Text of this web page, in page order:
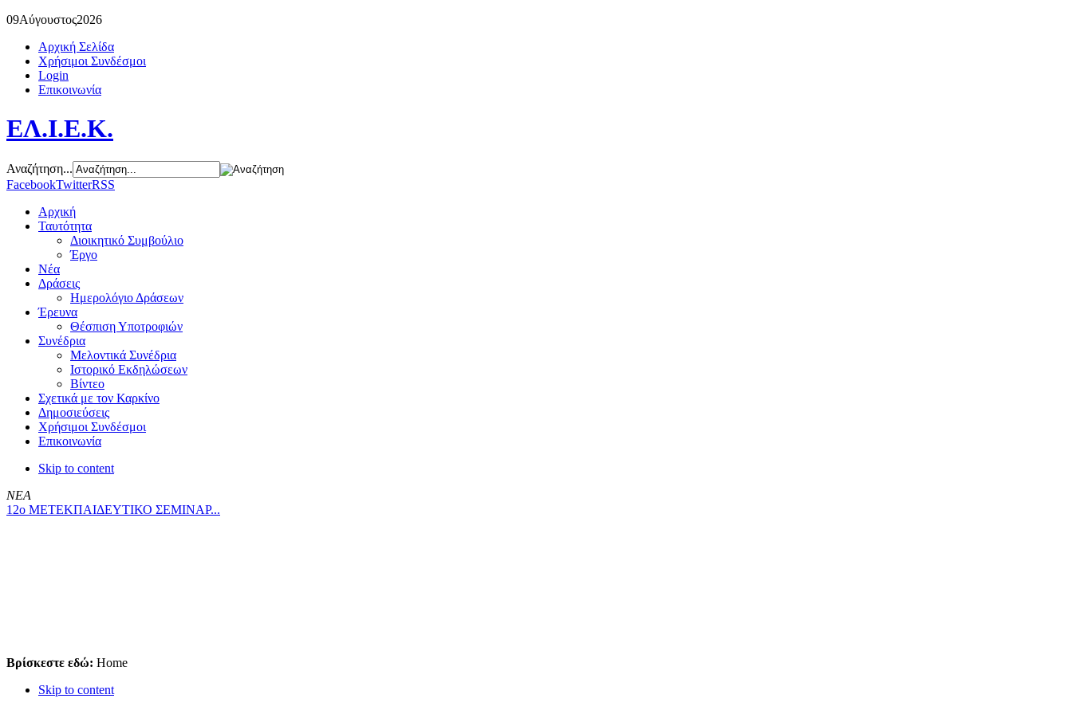
09Αύγουστος2026
Αρχική Σελίδα
Χρήσιμοι Συνδέσμοι
Login
Επικοινωνία
ΕΛ.Ι.Ε.Κ.
Αναζήτηση...
FacebookTwitterRSS
Αρχική
Ταυτότητα
Διοικητικό Συμβούλιο
Έργο
Νέα
Δράσεις
Ημερολόγιο Δράσεων
Έρευνα
Θέσπιση Υποτροφιών
Συνέδρια
Μελοντικά Συνέδρια
Ιστορικό Εκδηλώσεων
Βίντεο
Σχετικά με τον Καρκίνο
Δημοσιεύσεις
Χρήσιμοι Συνδέσμοι
Επικοινωνία
Skip to content
ΝΕΑ
12ο ΜΕΤΕΚΠΑΙΔΕΥΤΙΚΟ ΣΕΜΙΝΑΡ...
Βρίσκεστε εδώ: Home
Skip to content